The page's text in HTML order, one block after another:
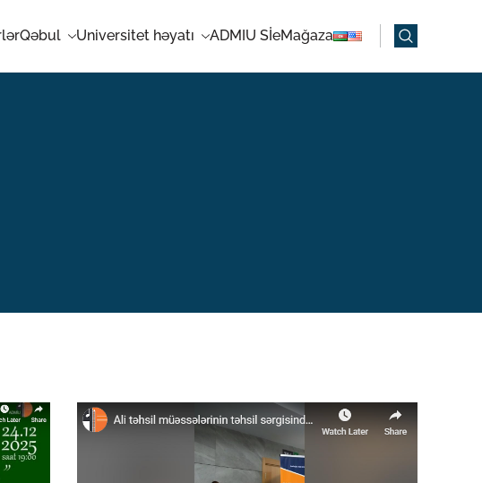
Qəbul Universitet həyatı ADMIU SİeMağaza